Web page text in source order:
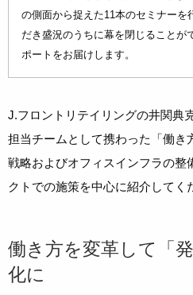
の側面から捉えた11本のセミナーを
だき盛況のうちに幕を閉じることが
ポートをお届けします。
J.フロントリテイリングの井関典
担当チームとして携わった「働き
戦略およびオフィスインフラの整
クトでの施策を中心に紹介してく
働き方を変革して「
化に